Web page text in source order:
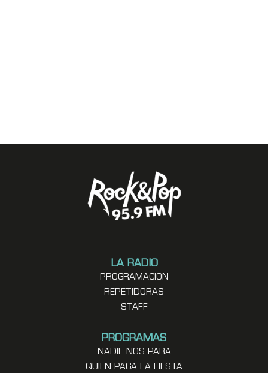
LA RADIO
PROGRAMACION
REPETIDORAS
STAFF
PROGRAMAS
NADIE NOS PARA
QUIEN PAGA LA FIESTA